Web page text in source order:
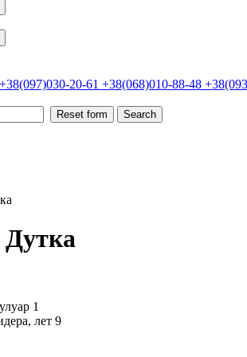
+38(097)030-20-61 +38(068)010-88-48
Reset form Search
1
лет 9